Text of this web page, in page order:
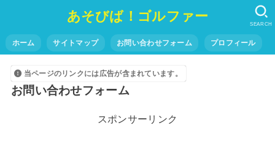
あそびば！ゴルファー
ホーム サイトマップ お問い合わせフォーム プロフィール
SEARCH
当ページのリンクには広告が含まれています。
お問い合わせフォーム
スポンサーリンク